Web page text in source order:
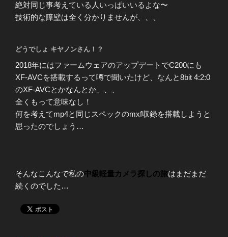
絶対同じ事考えている人いっぱいいるよな〜
技術的な障壁は全く分かりませんが、、、
どうでしょ キヤノンさん！？
2018年にはファームウェアのアップデートでC200にも
XF-AVCを搭載するって噂で聞いたけど、なんと8bit 4:2:0
のXF-AVCとかなんとか、、、
全くもって意味なし！
何を考えてmp4と同じスペックのmxf収録を搭載しようと
思ったのでしょう…
そんなこんなで私の中級軽量カメラ探しの旅はまだまだ
続くのでした…